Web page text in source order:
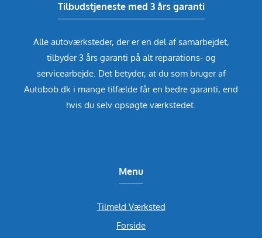
Tilbudstjeneste med 3 års garanti
Alle autoværksteder, der er en del af samarbejdet,
tilbyder 3 års garanti på alt reparations- og
servicearbejde. Det betyder, at du som bruger af
Autobob.dk i mange tilfælde får en bedre garanti, end
hvis du selv opsøgte værkstedet.
Menu
Tilmeld Værksted
Forside